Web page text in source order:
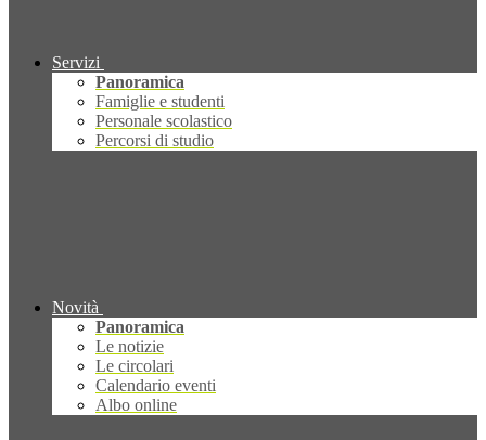
Servizi
Panoramica
Famiglie e studenti
Personale scolastico
Percorsi di studio
Novità
Panoramica
Le notizie
Le circolari
Calendario eventi
Albo online